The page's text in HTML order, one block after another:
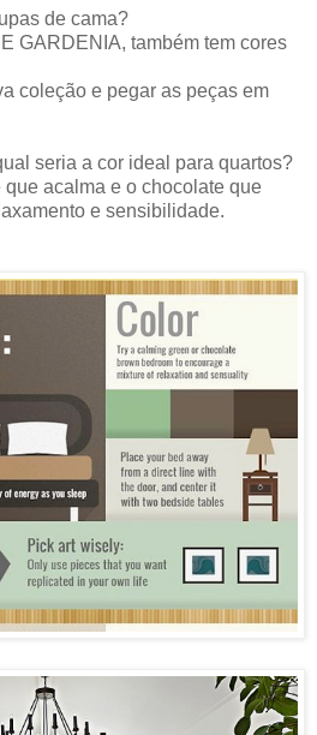
de cama?
GARDENIA, também tem cores
coleção e pegar as peças em
seria a cor ideal para quartos?
acalma e o chocolate que
e sensibilidade.